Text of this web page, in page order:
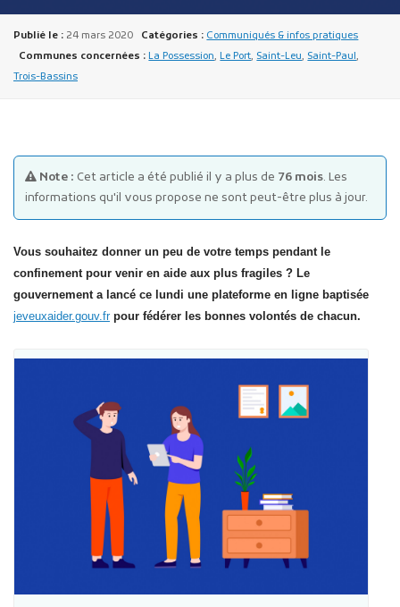
Publicité des actes
Marchés publics
Projets financés par l'Europe
Plans d'accès
Publié le : 24 mars 2020 Catégories : Communiqués & infos pratiques
Communes concernées : La Possession,Le Port, Saint-Leu, Saint-Paul,
Trois-Bassins
Note : Cet article a été publié il y a plus de 76 mois. Les
informations qu'il vous propose ne sont peut-être plus à jour.
Vous souhaitez donner un peu de votre temps pendant le
confinement pour venir en aide aux plus fragiles ? Le
gouvernement a lancé ce lundi une plateforme en ligne baptisée
jeveuxaider.gouv.frpour fédérer les bonnes volontés de chacun.